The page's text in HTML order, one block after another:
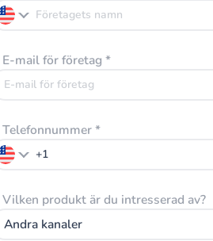
E-mail för företag *
Telefonnummer*
Vilken produkt är du intresserad av?
Andra kanaler